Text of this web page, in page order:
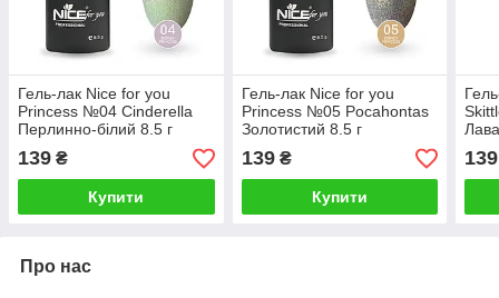
Гель-лак Nice for you
Princess №04 Cinderella
Перлинно-білий 8.5 г
139 ₴
Купити
Гель-лак Nice for you
Princess №05 Pocahontas
Золотистий 8.5 г
139₴
Купити
139
Про нас